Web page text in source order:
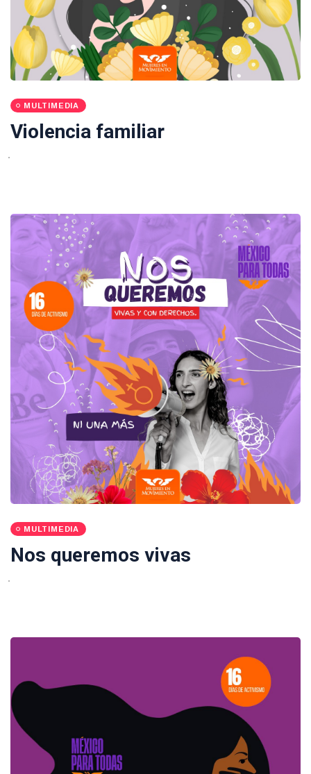
MULTIMEDIA
Violencia familiar
MULTIMEDIA
Nos queremos vivas